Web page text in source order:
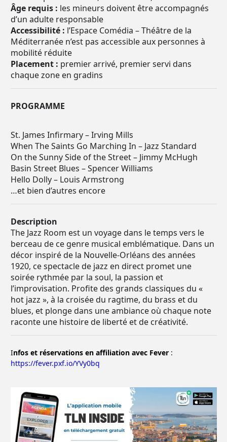
Âge requis : les mineurs doivent être accompagnés
d’un adulte responsable
Accessibilité : l’Espace Comédia – Théâtre de la
Méditerranée n’est pas accessible aux personnes à
mobilité réduite
Placement : premier arrivé, premier servi dans
chaque zone en gradins
PROGRAMME
St. James Infirmary – Irving Mills
When The Saints Go Marching In – Jazz Standard
On the Sunny Side of the Street – Jimmy McHugh
Basin Street Blues – Spencer Williams
Hello Dolly – Louis Armstrong
…et bien d’autres encore
Description
The Jazz Room est un voyage dans le temps vers le
berceau de ce genre musical emblématique. Dans un
décor inspiré de la Nouvelle-Orléans des années
1920, ce spectacle de jazz en direct promet une
soirée rythmée par la soul, la passion et
l’improvisation. Profite des grands classiques du «
hot jazz », à la croisée du ragtime, du brass et du
blues, et plonge dans une ambiance où chaque note
raconte une histoire de liberté et de créativité.
Infos et réservations en affiliation avec Fever :
https://fever.pxf.io/YVy0bq